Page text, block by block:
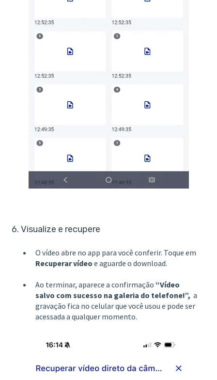
6. Visualize e recupere
O vídeo abre no app para você conferir. Toque em
Recuperar vídeo e aguarde o download.
Ao terminar, aparece a confirmação “Vídeo
salvo com sucesso na galeria do telefone!”, a
gravação fica no celular que você usou e pode ser
acessada a qualquer momento.